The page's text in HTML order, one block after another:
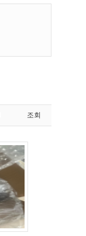
조회